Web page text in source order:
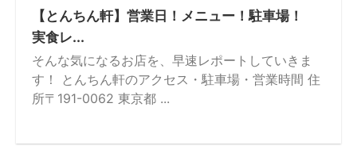
【とんちん軒】営業日！メニュー！駐車場！
実食レ...
そんな気になるお店を、早速レポートしていきま
す！ とんちん軒のアクセス・駐車場・営業時間 住
所〒191-0062 東京都 ...